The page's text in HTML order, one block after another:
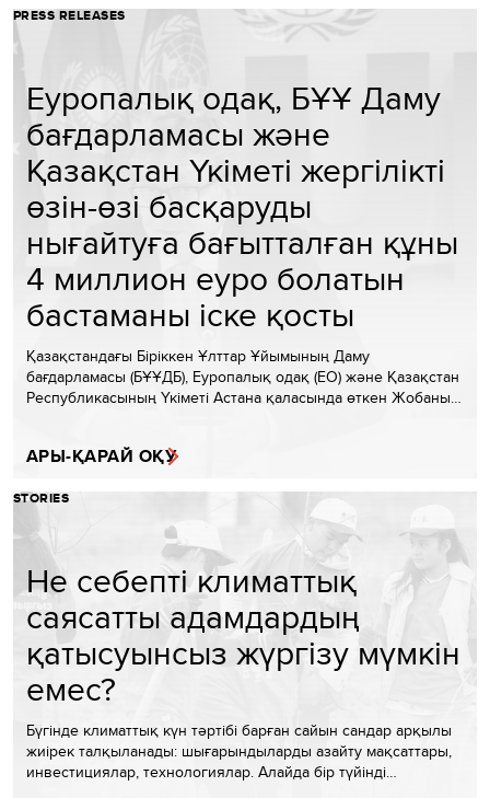
PRESS RELEASES
Еуропалық одақ, БҰҰ Даму
бағдарламасы және
Қазақстан Үкіметі жергілікті
өзін-өзі басқаруды
нығайтуға бағытталған құны
4 миллион еуро болатын
бастаманы іске қосты
Қазақстандағы Біріккен Ұлттар Ұйымының Даму
бағдарламасы (БҰҰДБ), Еуропалық одақ (ЕО) және Қазақстан
Республикасының Үкіметі Астана қаласында өткен Жобаны…
АРЫ-ҚАРАЙ ОҚУ
STORIES
Не себепті климаттық
саясатты адамдардың
қатысуынсыз жүргізу мүмкін
емес?
Бүгінде климаттық күн тәртібі барған сайын сандар арқылы
жиірек талқыланады: шығарындыларды азайту мақсаттары,
инвестициялар, технологиялар. Алайда бір түйінді…